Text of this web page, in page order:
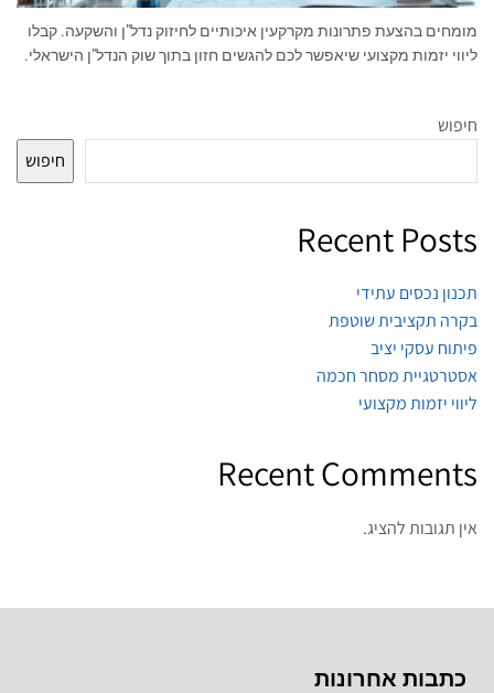
מומחים בהצעת פתרונות מקרקעין איכותיים לחיזוק נדל"ן והשקעה. קבלו
ליווי יזמות מקצועי שיאפשר לכם להגשים חזון בתוך שוק הנדל"ן הישראלי.
חיפוש
חיפוש
Recent Posts
תכנון נכסים עתידי
בקרה תקציבית שוטפת
פיתוח עסקי יציב
אסטרטגיית מסחר חכמה
ליווי יזמות מקצועי
Recent Comments
אין תגובות להציג.
כתבות אחרונות